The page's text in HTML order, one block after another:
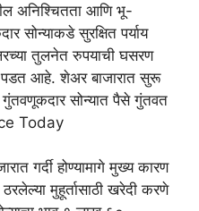
अनिश्चितता आणि भू-
सोन्याकडे सुरक्षित पर्याय
तुलनेत रुपयाची घसरण
पडत आहे. शेअर बाजारात सुरू
सोन्यात पैसे गुंतवत
Today
गर्दी होण्यामागे मुख्य कारण
मुहूर्तासाठी खरेदी करणे